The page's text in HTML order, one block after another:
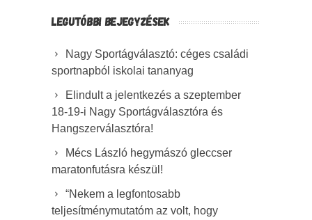
LEGUTÓBBI BEJEGYZÉSEK
Nagy Sportágválasztó: céges családi
sportnapból iskolai tananyag
Elindult a jelentkezés a szeptember
18-19-i Nagy Sportágválasztóra és
Hangszerválasztóra!
Mécs László hegymászó gleccser
maratonfutásra készül!
“Nekem a legfontosabb
teljesítménymutatóm az volt, hogy